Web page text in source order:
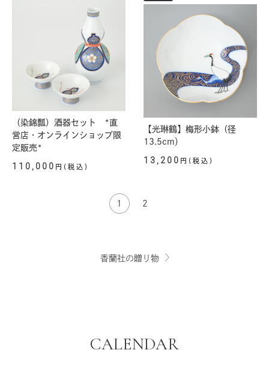
（染錦瓢）酒器セット *直
営店・オンラインショップ限
定販売*
110,000 円(税込)
【光琳鶴】梅形小鉢（径
13.5cm）
13,200 円(税込)
1 2
香蘭社の贈り物
CALENDAR